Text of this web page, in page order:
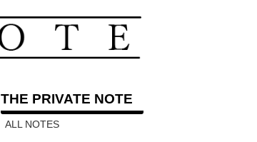
THE PRIVATE NOTE
ALL NOTES